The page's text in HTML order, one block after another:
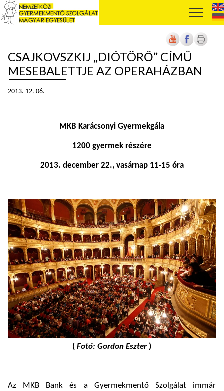
CSAJKOVSZKIJ „DIÓTÖRŐ” CÍMŰ
MESEBALETTJE AZ OPERAHÁZBAN
2013. 12. 06.
MKB Karácsonyi Gyermekgála
1200 gyermek részére
2013. december 22., vasárnap 11-15 óra
( Fotó: Gordon Eszter )
Az MKB Bank és a Gyermekmentő Szolgálat immár